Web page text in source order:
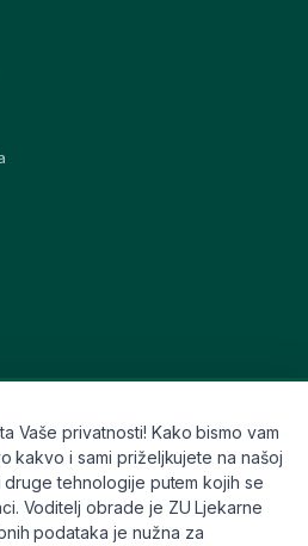
Vaše privatnosti! Kako bismo vam
kakvo i sami priželjkujete na našoj
tehnologije putem kojih se
Voditelj obrade je ZU Ljekarne
podataka je nužna za